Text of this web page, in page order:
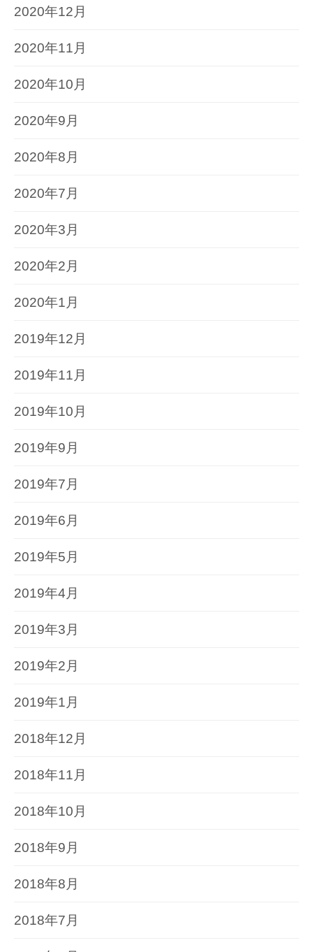
2020年12月
2020年11月
2020年10月
2020年9月
2020年8月
2020年7月
2020年3月
2020年2月
2020年1月
2019年12月
2019年11月
2019年10月
2019年9月
2019年7月
2019年6月
2019年5月
2019年4月
2019年3月
2019年2月
2019年1月
2018年12月
2018年11月
2018年10月
2018年9月
2018年8月
2018年7月